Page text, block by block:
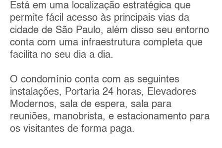
Está em uma localização estratégica que
permite fácil acesso às principais vias da
cidade de São Paulo, além disso seu entorno
conta com uma infraestrutura completa que
facilita no seu dia a dia.
O condomínio conta com as seguintes
instalações, Portaria 24 horas, Elevadores
Modernos, sala de espera, sala para
reuniões, manobrista, e estacionamento para
os visitantes de forma paga.